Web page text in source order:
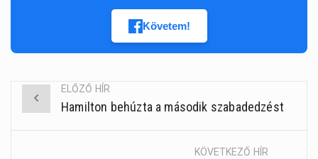
Követem!
Post
ELŐZŐ HÍR
Hamilton behúzta a második szabadedzést
KÖVETKEZŐ HÍR